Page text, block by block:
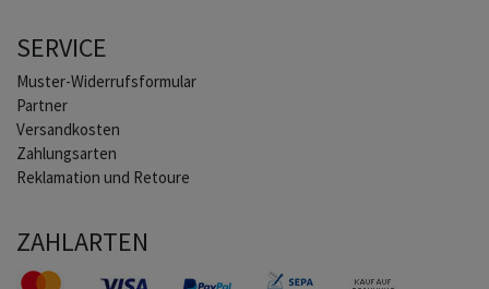
SERVICE
Muster-Widerrufsformular
Partner
Versandkosten
Zahlungsarten
Reklamation und Retoure
ZAHLARTEN